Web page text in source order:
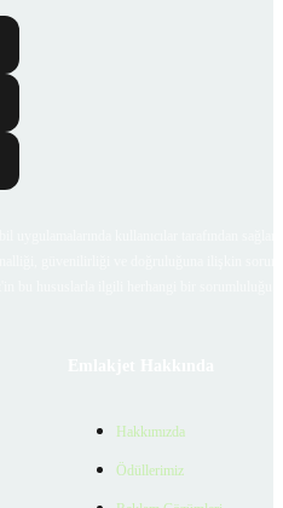
Hakkımızda
Ödüllerimiz